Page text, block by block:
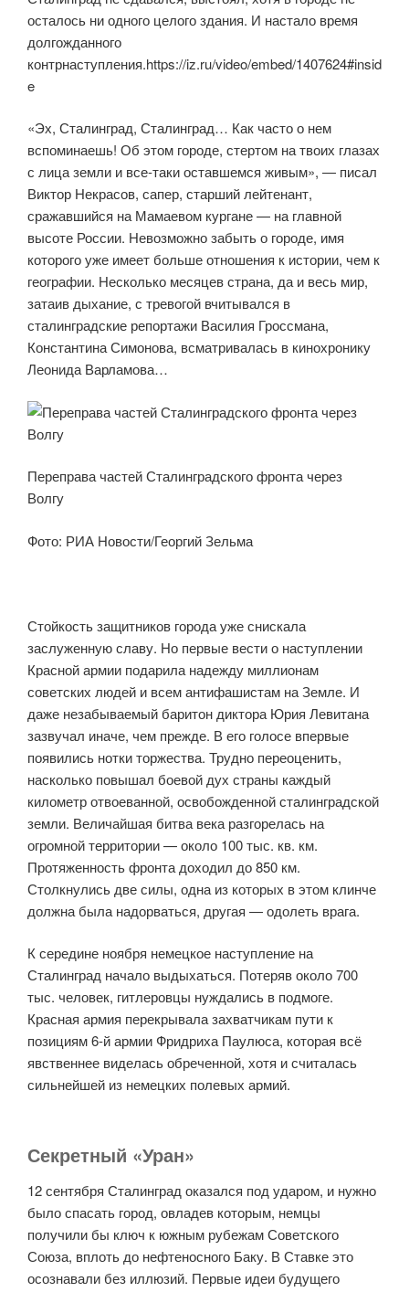
осталось ни одного целого здания. И настало время
долгожданного
контрнаступления.https://iz.ru/video/embed/1407624#insid
e
«Эх, Сталинград, Сталинград… Как часто о нем
вспоминаешь! Об этом городе, стертом на твоих глазах
с лица земли и все-таки оставшемся живым», — писал
Виктор Некрасов, сапер, старший лейтенант,
сражавшийся на Мамаевом кургане — на главной
высоте России. Невозможно забыть о городе, имя
которого уже имеет больше отношения к истории, чем к
географии. Несколько месяцев страна, да и весь мир,
затаив дыхание, с тревогой вчитывался в
сталинградские репортажи Василия Гроссмана,
Константина Симонова, всматривалась в кинохронику
Леонида Варламова…
Переправа частей Сталинградского фронта через
Волгу
Фото: РИА Новости/Георгий Зельма
Стойкость защитников города уже снискала
заслуженную славу. Но первые вести о наступлении
Красной армии подарила надежду миллионам
советских людей и всем антифашистам на Земле. И
даже незабываемый баритон диктора Юрия Левитана
зазвучал иначе, чем прежде. В его голосе впервые
появились нотки торжества. Трудно переоценить,
насколько повышал боевой дух страны каждый
километр отвоеванной, освобожденной сталинградской
земли. Величайшая битва века разгорелась на
огромной территории — около 100 тыс. кв. км.
Протяженность фронта доходил до 850 км.
Столкнулись две силы, одна из которых в этом клинче
должна была надорваться, другая — одолеть врага.
К середине ноября немецкое наступление на
Сталинград начало выдыхаться. Потеряв около 700
тыс. человек, гитлеровцы нуждались в подмоге.
Красная армия перекрывала захватчикам пути к
позициям 6-й армии Фридриха Паулюса, которая всё
явственнее виделась обреченной, хотя и считалась
сильнейшей из немецких полевых армий.
Секретный «Уран»
12 сентября Сталинград оказался под ударом, и нужно
было спасать город, овладев которым, немцы
получили бы ключ к южным рубежам Советского
Союза, вплоть до нефтеносного Баку. В Ставке это
осознавали без иллюзий. Первые идеи будущего